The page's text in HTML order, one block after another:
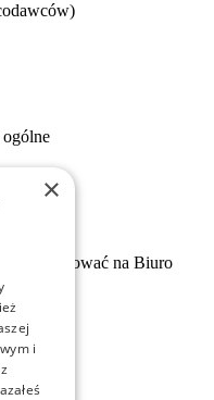
ogólne
kierować na Biuro
×
i